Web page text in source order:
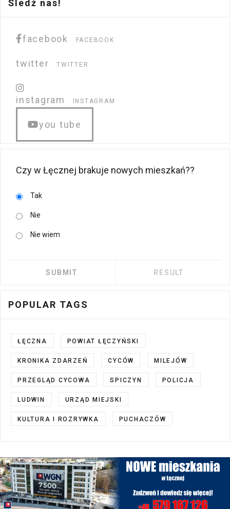
Śledź nas!
facebook FACEBOOK
twitter TWITTER
instagram INSTAGRAM
you tube
Czy w Łęcznej brakuje nowych mieszkań??
Tak
Nie
Nie wiem
POPULAR TAGS
ŁĘCZNA POWIAT ŁĘCZYŃSKI
KRONIKA ZDARZEŃ CYCÓW MILEJÓW
PRZEGLĄD CYCOWA SPICZYN POLICJA
LUDWIN URZĄD MIEJSKI
KULTURA I ROZRYWKA PUCHACZÓW